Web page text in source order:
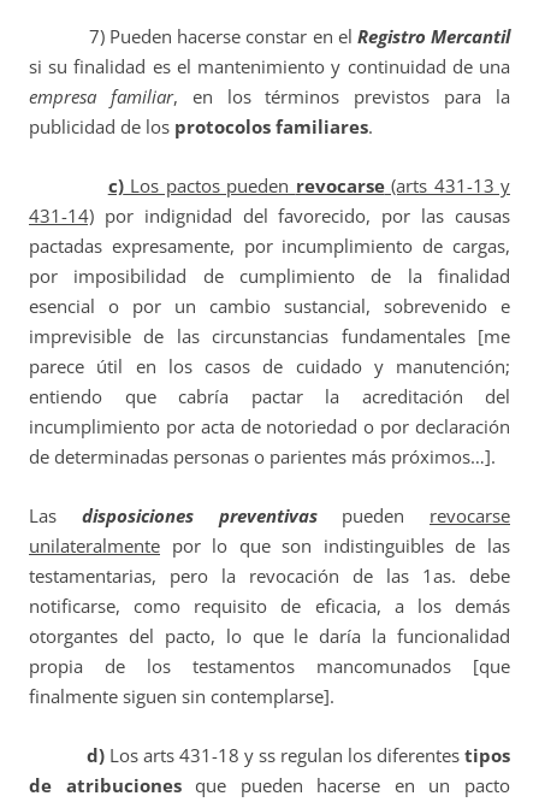
7) Pueden hacerse constar en el Registro Mercantil
si su finalidad es el mantenimiento y continuidad de una
empresa familiar, en los términos previstos para la
publicidad de los protocolos familiares.
c)Los pactos pueden revocarse(arts 431-13 y
431-14) por indignidad del favorecido, por las causas
pactadas expresamente, por incumplimiento de cargas,
por imposibilidad de cumplimiento de la finalidad
esencial o por un cambio sustancial, sobrevenido e
imprevisible de las circunstancias fundamentales [me
parece útil en los casos de cuidado y manutención;
entiendo que cabría pactar la acreditación del
incumplimiento por acta de notoriedad o por declaración
de determinadas personas o parientes más próximos…].
Las disposiciones preventivaspueden revocarse
unilateralmente por lo que son indistinguibles de las
testamentarias, pero la revocación de las 1as. debe
notificarse, como requisito de eficacia, a los demás
otorgantes del pacto, lo que le daría la funcionalidad
propia de los testamentos mancomunados [que
finalmente siguen sin contemplarse].
d) Los arts 431-18 y ss regulan los diferentes tipos
de atribucionesque pueden hacerse en un pacto